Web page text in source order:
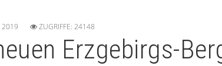
2019 ZUGRIFFE: 24148
Erzgebirgs-